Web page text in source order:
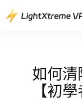
至
如何清
【初